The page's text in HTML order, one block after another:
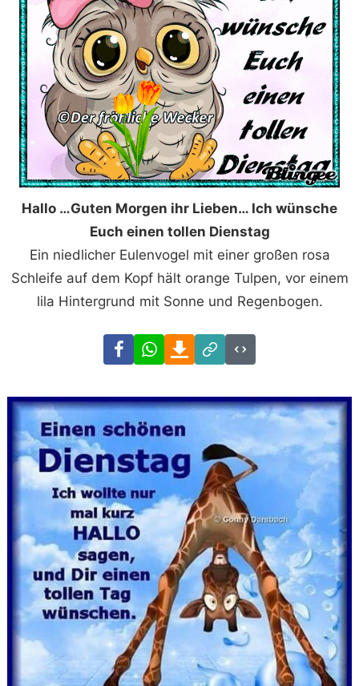
Hallo …Guten Morgen ihr Lieben… Ich wünsche
Euch einen tollen Dienstag
Ein niedlicher Eulenvogel mit einer großen rosa
Schleife auf dem Kopf hält orange Tulpen, vor einem
lila Hintergrund mit Sonne und Regenbogen.
FacebookWhatsAppDownload
Link
Code